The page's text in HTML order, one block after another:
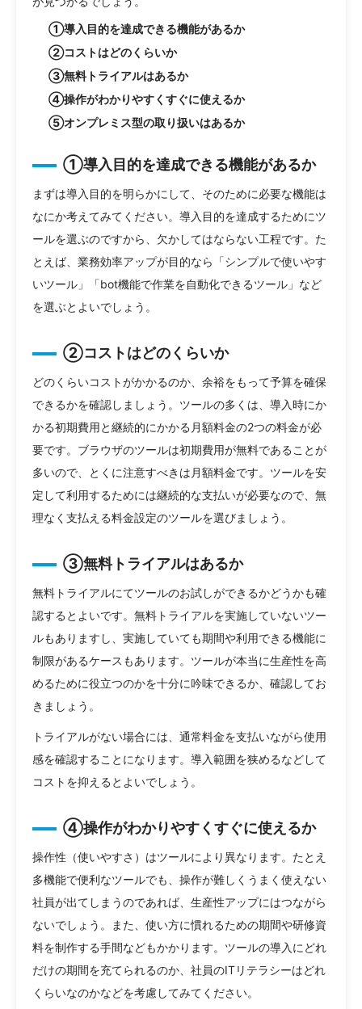
①導入目的を達成できる機能があるか
②コストはどのくらいか
③無料トライアルはあるか
④操作がわかりやすくすぐに使えるか
⑤オンプレミス型の取り扱いはあるか
①導入目的を達成できる機能があるか
まずは導入目的を明らかにして、そのために必要な機能は
なにか考えてみてください。導入目的を達成するためにツ
ールを選ぶのですから、欠かしてはならない工程です。た
とえば、業務効率アップが目的なら「シンプルで使いやす
いツール」「bot機能で作業を自動化できるツール」など
を選ぶとよいでしょう。
②コストはどのくらいか
どのくらいコストがかかるのか、余裕をもって予算を確保
できるかを確認しましょう。ツールの多くは、導入時にか
かる初期費用と継続的にかかる月額料金の2つの料金が必
要です。ブラウザのツールは初期費用が無料であることが
多いので、とくに注意すべきは月額料金です。ツールを安
定して利用するためには継続的な支払いが必要なので、無
理なく支払える料金設定のツールを選びましょう。
③無料トライアルはあるか
無料トライアルにてツールのお試しができるかどうかも確
認するとよいです。無料トライアルを実施していないツー
ルもありますし、実施していても期間や利用できる機能に
制限があるケースもあります。ツールが本当に生産性を高
めるために役立つのかを十分に吟味できるか、確認してお
きましょう。
トライアルがない場合には、通常料金を支払いながら使用
感を確認することになります。導入範囲を狭めるなどして
コストを抑えるとよいでしょう。
④操作がわかりやすくすぐに使えるか
操作性（使いやすさ）はツールにより異なります。たとえ
多機能で便利なツールでも、操作が難しくうまく使えない
社員が出てしまうのであれば、生産性アップにはつながら
ないでしょう。また、使い方に慣れるための期間や研修資
料を制作する手間などもかかります。ツールの導入にどれ
だけの期間を充てられるのか、社員のITリテラシーはどれ
くらいなのかなどを考慮してみてください。